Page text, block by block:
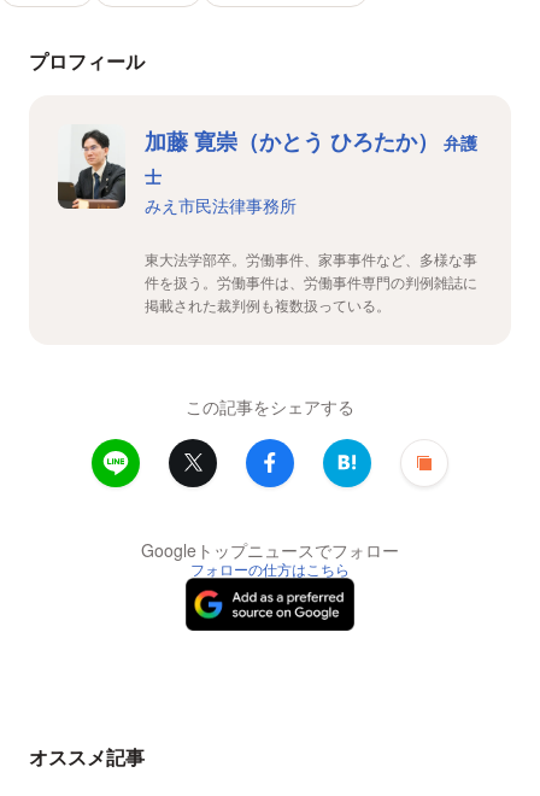
プロフィール
加藤 寛崇（かとう ひろたか）
弁護
士
みえ市民法律事務所
東大法学部卒。労働事件、家事事件など、多様な事
件を扱う。労働事件は、労働事件専門の判例雑誌に
掲載された裁判例も複数扱っている。
この記事をシェアする
Googleトップニュースでフォロー
フォローの仕方はこちら
オススメ記事